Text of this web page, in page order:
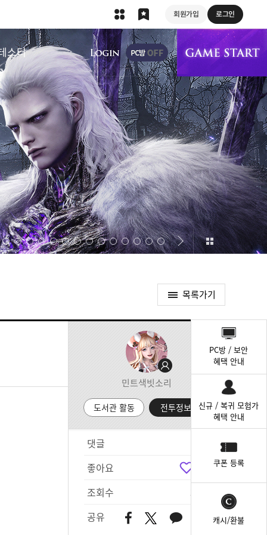
회원가입 로그인
스터
상단 메뉴
목록가기
민트색빗소리
도서관 활동 전투정보실
댓글
좋아요
조회수
370
공유
PC방 / 보안
혜택 안내
신규 / 복귀 모험가
혜택 안내
쿠폰 등록
캐시/환불